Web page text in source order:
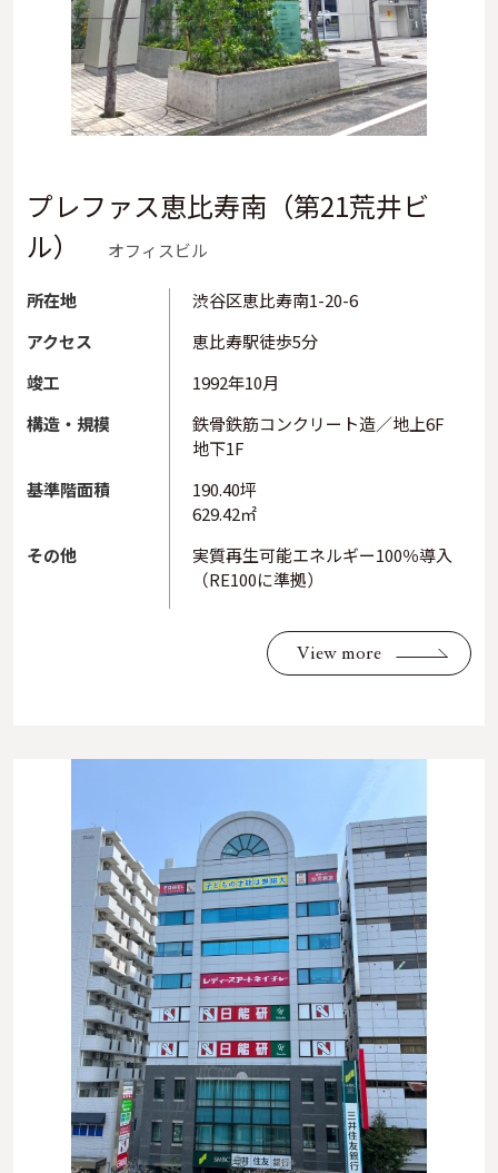
プレファス恵比寿南（第21荒井ビ
ル）
オフィスビル
所在地
渋谷区恵比寿南1-20-6
アクセス
恵比寿駅徒歩5分
竣工
1992年10月
構造・規模
鉄骨鉄筋コンクリート造／地上6F
地下1F
基準階面積
190.40坪
629.42㎡
その他
実質再生可能エネルギー100％導入
（RE100に準拠）
View more